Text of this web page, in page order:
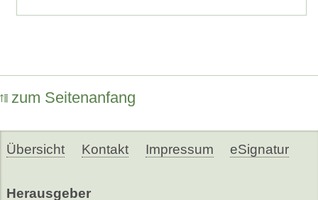
zum Seitenanfang
Übersicht Kontakt Impressum eSignatur
Herausgeber